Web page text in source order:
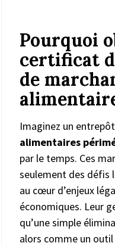
Pourquoi
certificat
de
Imaginez un
alimentaires
par le temps. Ces
seulement des défis
au cœur d’enjeux
économiques. Leur
qu’une simple
alors comme un